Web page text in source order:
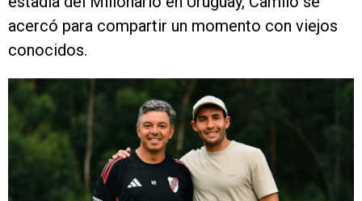
acercó para compartir un momento con viejos
conocidos.